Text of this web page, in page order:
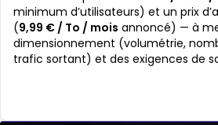
minimum d’utilisateurs) et un prix
(9,99 € / To / mois annoncé) — à
dimensionnement (volumétrie,
trafic sortant) et des exigences de